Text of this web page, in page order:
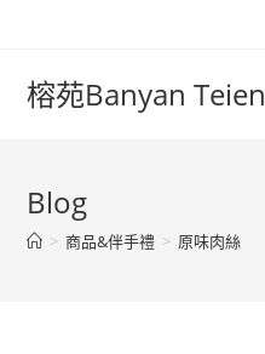
榕苑Banyan Teien
Blog
> 商品&伴手禮 > 原味肉絲